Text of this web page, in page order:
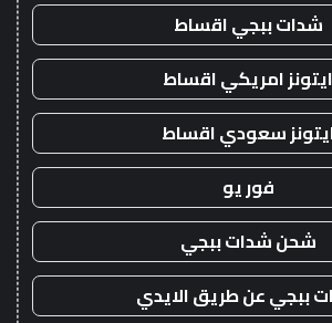
شدات ببجي اقساط
ايتونز امريكي اقساط
سعودي اقساط
فور يو
شحن شدات ببجي
ببجي عن طريق الايدي